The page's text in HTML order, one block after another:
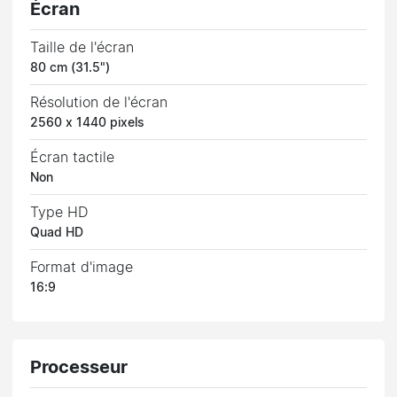
Écran
Taille de l'écran
80 cm (31.5")
Résolution de l'écran
2560 x 1440 pixels
Écran tactile
Non
Type HD
Quad HD
Format d'image
16:9
Processeur